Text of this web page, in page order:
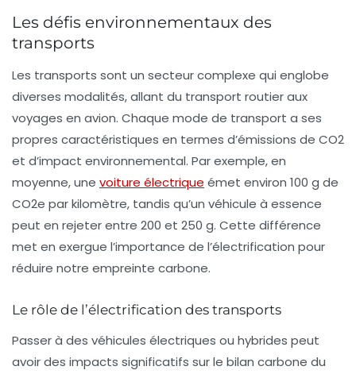
Les défis environnementaux des
transports
Les transports sont un secteur complexe qui englobe
diverses modalités, allant du transport routier aux
voyages en avion. Chaque mode de transport a ses
propres caractéristiques en termes d’émissions de CO2
et d’impact environnemental. Par exemple, en
moyenne, une voiture électrique émet environ 100 g de
CO2e par kilomètre, tandis qu’un véhicule à essence
peut en rejeter entre 200 et 250 g. Cette différence
met en exergue l’importance de l’électrification pour
réduire notre empreinte carbone.
Le rôle de l’électrification des transports
Passer à des véhicules électriques ou hybrides peut
avoir des impacts significatifs sur le bilan carbone du